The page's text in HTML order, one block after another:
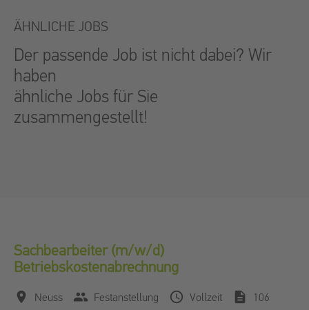
ÄHNLICHE JOBS
Der passende Job ist nicht dabei? Wir
haben
ähnliche Jobs für Sie
zusammengestellt!